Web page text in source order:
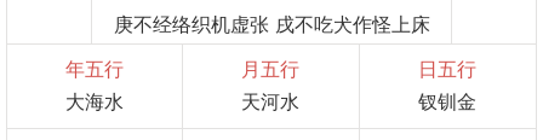
庚不经络织机虚张 戌不吃犬作怪上床
年五行
大海水
月五行
天河水
日五行
钗钏金